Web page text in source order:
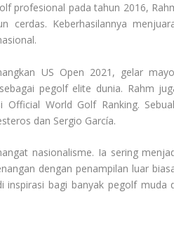
profesional pada tahun 2016,
cerdas. Keberhasilannya
US Open 2021, gelar
pegolf elite dunia. Rahm
World Golf Ranking.
dan Sergio García.
nasionalisme. Ia sering
dengan penampilan luar
inspirasi bagi banyak pegolf muda